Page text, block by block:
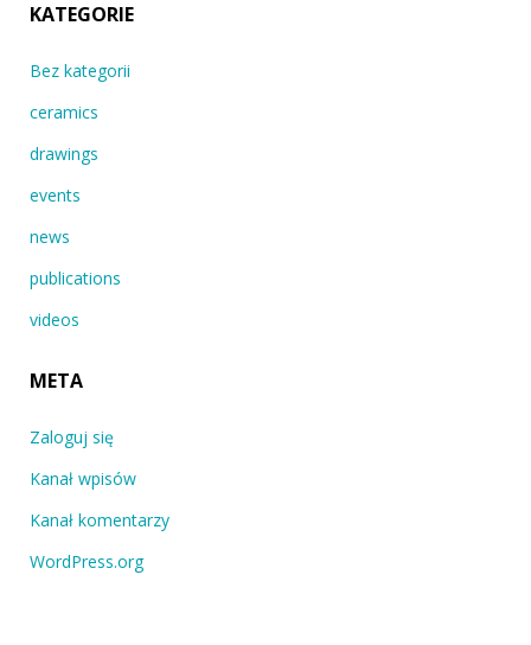
KATEGORIE
Bez kategorii
ceramics
drawings
events
news
publications
videos
META
Zaloguj się
Kanał wpisów
Kanał komentarzy
WordPress.org